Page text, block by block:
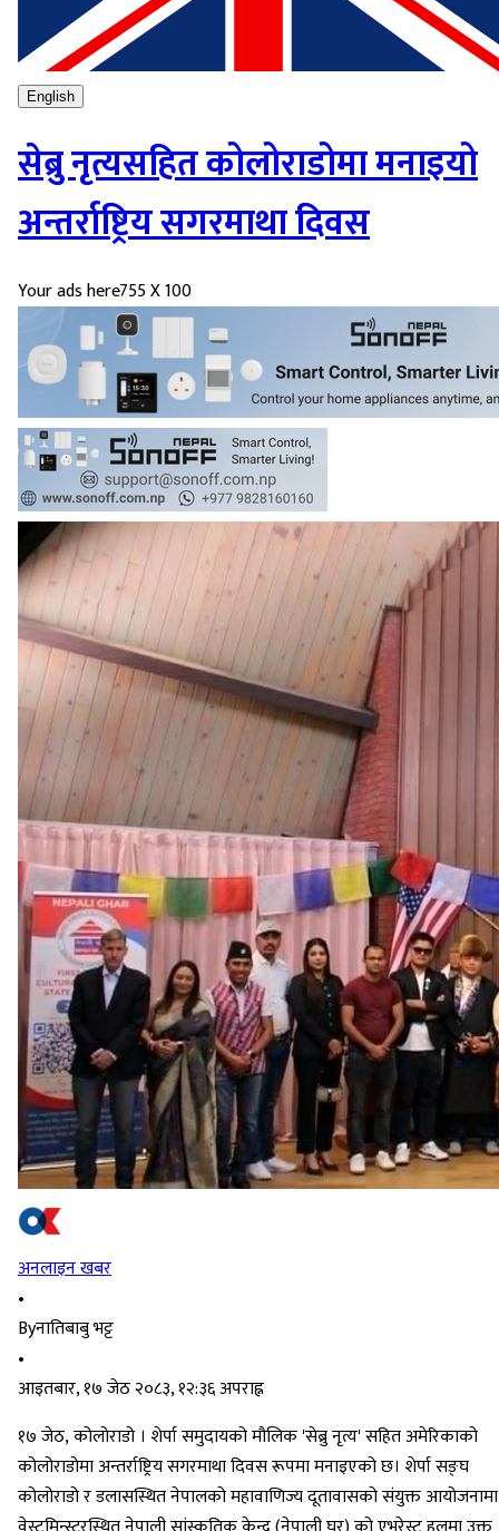
English
सेब्रु नृत्यसहित कोलोराडोमा मनाइयो
अन्तर्राष्ट्रिय सगरमाथा दिवस
Your ads here755 X 100
अनलाइन खबर
•
Byनातिबाबु भट्ट
•
आइतबार, १७ जेठ २०८३, १२:३६ अपराह्न
१७ जेठ, कोलोराडो । शेर्पा समुदायको मौलिक 'सेब्रु नृत्य' सहित अमेरिकाको
कोलोराडोमा अन्तर्राष्ट्रिय सगरमाथा दिवस रूपमा मनाइएको छ। शेर्पा सङ्घ
कोलोराडो र डलासस्थित नेपालको महावाणिज्य दूतावासको संयुक्त आयोजनामा